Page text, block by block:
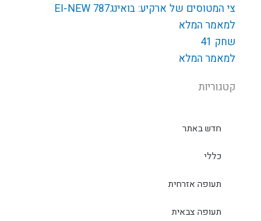
צי המטוסים של ארקיע: בואינג787 EI-NEW
למאמר המלא
שחק 41
למאמר המלא
קטגוריות
חדש באתר
כללי
תעופה אזרחית
תעופה צבאית